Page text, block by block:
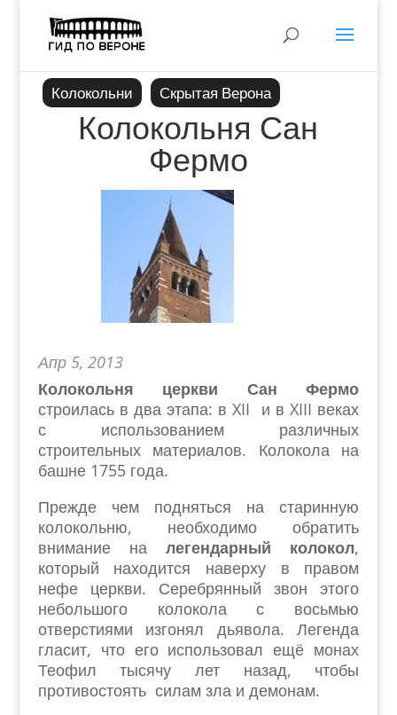
Колокольни Скрытая Верона
Колокольня Сан
Фермо
Апр 5, 2013
Колокольня церкви Сан Фермо
строилась в два этапа: в XII и в XIII веках
с использованием различных
строительных материалов. Колокола на
башне 1755 года.
Прежде чем подняться на старинную
колокольню, необходимо обратить
внимание налегендарный колокол,
который находится наверху в правом
нефе церкви. Серебрянный звон этого
небольшого колокола с восьмью
отверстиями изгонял дьявола. Легенда
гласит, что его использовал ещё монах
Теофил тысячу лет назад, чтобы
противостоять силам зла и демонам.